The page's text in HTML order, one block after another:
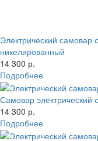
Электрический
никелированный
14 300 р.
Подробнее
Самовар электрический
14 300 р.
Подробнее